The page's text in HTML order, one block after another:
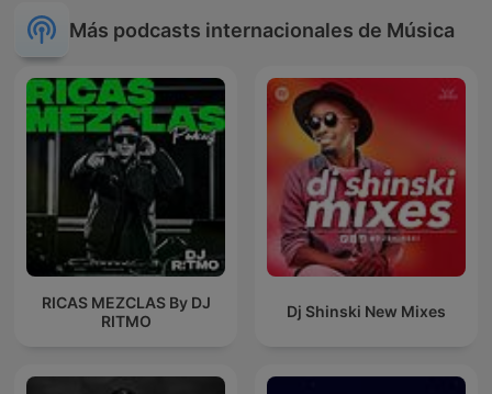
Más podcasts internacionales de Música
RICAS MEZCLAS By DJ
RITMO
Dj Shinski New Mixes